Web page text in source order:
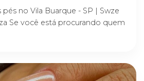
no Vila Buarque - SP | Swze
Se você está procurando quem